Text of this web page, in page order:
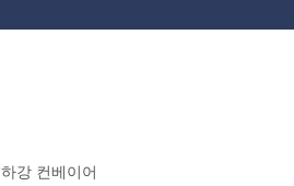
하강 컨베이어